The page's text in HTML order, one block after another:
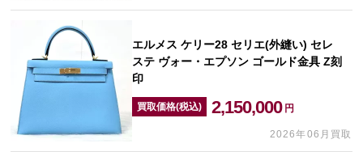
エルメス ケリー28 セリエ(外縫い) セレ
ステ ヴォー・エプソン ゴールド金具 Z刻
印
買取価格(税込) 2,150,000 円
2026年06月買取